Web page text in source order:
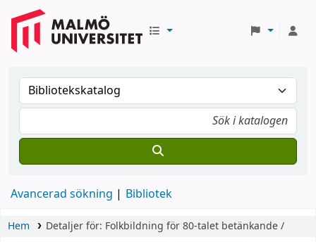
Avancerad sökning Bibliotek
Hem Detaljer för: Folkbildning för 80-talet betänkande /